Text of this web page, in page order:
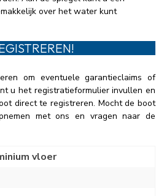
over het water kunt
om eventuele garantieclaims of
u het registratieformulier invullen en
direct te registreren. Mocht de boot
met ons en vragen naar de
vloer